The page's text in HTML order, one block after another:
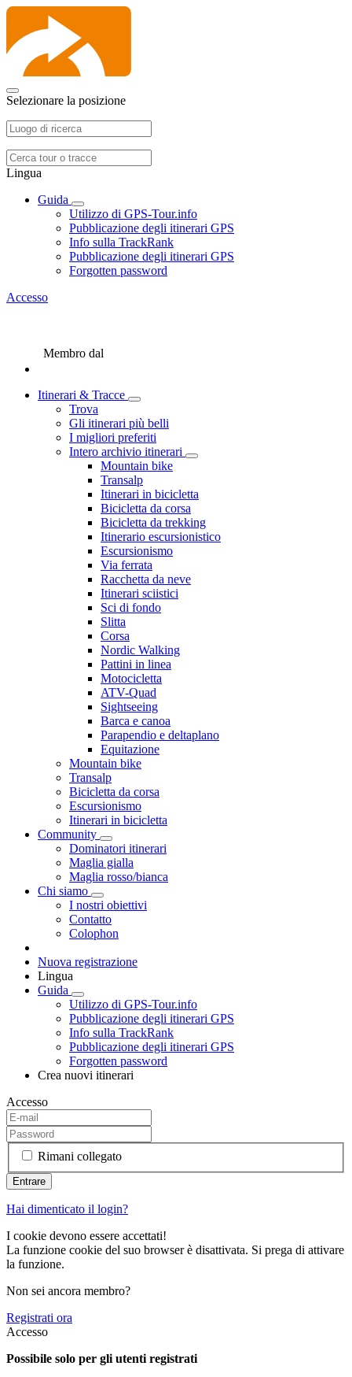
Selezionare la posizione
Lingua
Guida
Utilizzo di GPS-Tour.info
Pubblicazione degli itinerari GPS
Info sulla TrackRank
Pubblicazione degli itinerari GPS
Forgotten password
Accesso
Membro dal
Itinerari & Tracce
Trova
Gli itinerari più belli
I migliori preferiti
Intero archivio itinerari
Mountain bike
Transalp
Itinerari in bicicletta
Bicicletta da corsa
Bicicletta da trekking
Itinerario escursionistico
Escursionismo
Via ferrata
Racchetta da neve
Itinerari sciistici
Sci di fondo
Slitta
Corsa
Nordic Walking
Pattini in linea
Motocicletta
ATV-Quad
Sightseeing
Barca e canoa
Parapendio e deltaplano
Equitazione
Mountain bike
Transalp
Bicicletta da corsa
Escursionismo
Itinerari in bicicletta
Community
Dominatori itinerari
Maglia gialla
Maglia rosso/bianca
Chi siamo
I nostri obiettivi
Contatto
Colophon
Nuova registrazione
Lingua
Guida
Utilizzo di GPS-Tour.info
Pubblicazione degli itinerari GPS
Info sulla TrackRank
Pubblicazione degli itinerari GPS
Forgotten password
Crea nuovi itinerari
Accesso
Rimani collegato
Hai dimenticato il login?
I cookie devono essere accettati!
La funzione cookie del suo browser è disattivata. Si prega di attivare
la funzione.
Non sei ancora membro?
Registrati ora
Accesso
Possibile solo per gli utenti registrati